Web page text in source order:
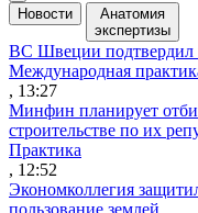
Новости
Анатомия
экспертизы
ВС Швеции подтвердил
Международная
, 13:27
Минфин планирует
строительстве по их
Практика
, 12:52
Экономколлегия
пользование землей